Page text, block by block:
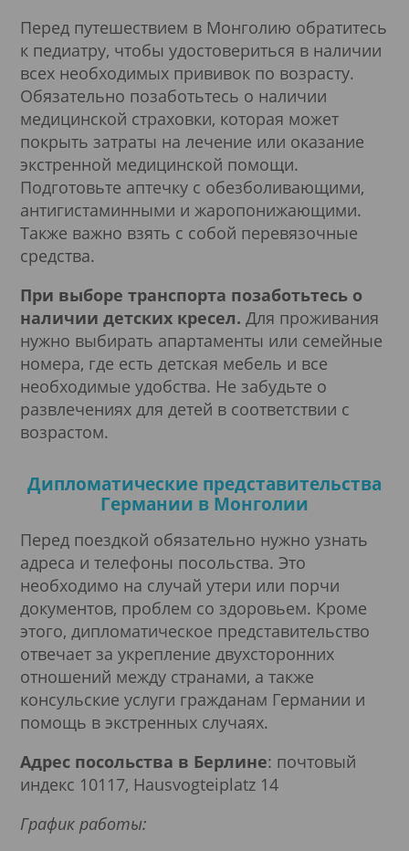
Перед путешествием в Монголию обратитесь
к педиатру, чтобы удостовериться в наличии
всех необходимых прививок по возрасту.
Обязательно позаботьтесь о наличии
медицинской страховки, которая может
покрыть затраты на лечение или оказание
экстренной медицинской помощи.
Подготовьте аптечку с обезболивающими,
антигистаминными и жаропонижающими.
Также важно взять с собой перевязочные
средства.
При выборе транспорта позаботьтесь о
наличии детских кресел. Для проживания
нужно выбирать апартаменты или семейные
номера, где есть детская мебель и все
необходимые удобства. Не забудьте о
развлечениях для детей в соответствии с
возрастом.
Дипломатические представительства
Германии в Монголии
Перед поездкой обязательно нужно узнать
адреса и телефоны посольства. Это
необходимо на случай утери или порчи
документов, проблем со здоровьем. Кроме
этого, дипломатическое представительство
отвечает за укрепление двухсторонних
отношений между странами, а также
консульские услуги гражданам Германии и
помощь в экстренных случаях.
Адрес посольства в Берлине: почтовый
индекс 10117, Hausvogteiplatz 14
График работы: